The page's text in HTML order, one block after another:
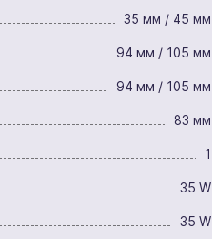
35 мм / 45 мм
94 мм / 105 мм
94 мм / 105 мм
83 мм
1
35 W
35 W